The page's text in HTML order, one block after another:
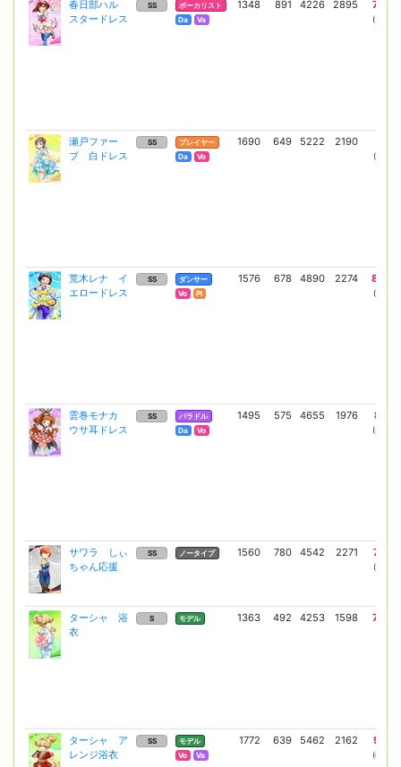
春日部ハル
スタードレス
SS
ボーカリスト
Da
Va
1348 891 4226 2895 7406
(5406)
瀬戸ファー
ブ 白ドレス
SS
プレイヤー
Da
Vo
1690 649 5222 2190
(6652)
荒木レナ イ
エロードレス
SS
ダンサー
Vo
Pl
1576 678 4890 2274 8544
(6237)
雲巻モナカ
ウサ耳ドレス
SS
バラドル
Da
Vo
1495 575 4655 1976 8143
(5944)
サワラ しぃ
ちゃん応援
SS ノータイプ 1560 780 4542 2271 7722
(5678)
ターシャ 浴
衣
S モデル 1363 492 4253 1598 7248
ターシャ ア
レンジ浴衣
SS
モデル
Vo
Va
1772 639 5462 2162 9525
(6953)